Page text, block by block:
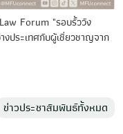
Forum "รอบรั้ววัง
ประเทศกับผู้เชี่ยวชาญจาก
ข่าวประชาสัมพันธ์ทั้งหมด